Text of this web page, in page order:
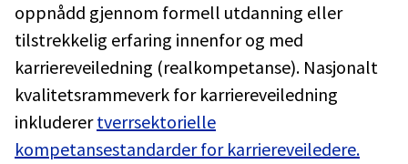
oppnådd gjennom formell utdanning eller
tilstrekkelig erfaring innenfor og med
karriereveiledning (realkompetanse). Nasjonalt
kvalitetsrammeverk for karriereveiledning
inkluderertverrsektorielle
kompetansestandarder for karriereveiledere.